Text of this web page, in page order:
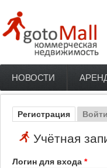
Главное меню
НОВОСТИ
Главные вкладки
Регистрация Войти
Учётная
Логин для входа *